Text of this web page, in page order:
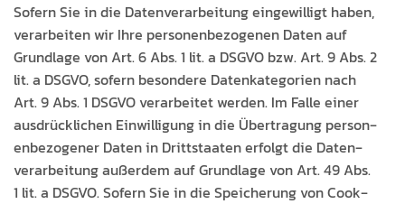
Sofern Sie in die Daten­ver­ar­beitung eingewil­ligt haben,
ver­ar­beit­en wir Ihre per­so­n­en­be­zo­ge­nen Dat­en auf
Grund­lage von Art. 6 Abs. 1 lit. a DSGVO bzw. Art. 9 Abs. 2
lit. a DSGVO, sofern beson­dere Datenkat­e­gorien nach
Art. 9 Abs. 1 DSGVO ver­ar­beit­et wer­den. Im Falle ein­er
aus­drück­lichen Ein­willi­gung in die Über­tra­gung per­so­n­
en­be­zo­gen­er Dat­en in Drittstaat­en erfol­gt die Daten­
ver­ar­beitung außer­dem auf Grund­lage von Art. 49 Abs.
1 lit. a DSGVO. Sofern Sie in die Spe­icherung von Cook­